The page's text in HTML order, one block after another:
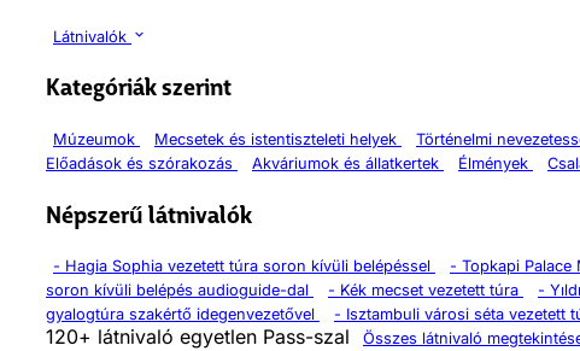
Látnivalók
Kategóriák szerint
Múzeumok Mecsetek és istentiszteleti helyek Történelmi
Előadások és szórakozás
Akváriumok és állatkertek Élmények
Népszerű látnivalók
- Hagia Sophia vezetett túra soron kívüli belépéssel - Topkapi Palace
soron kívüli belépés audioguide-dal
- Kék mecset vezetett túra -
gyalogtúra szakértő idegenvezetővel
- Isztambuli városi séta vezetett
120+ látnivaló egyetlen Pass-szal
Összes látnivaló